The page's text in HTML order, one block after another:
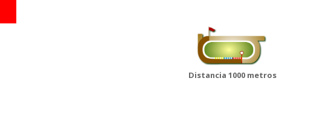
Distancia 1000 metros